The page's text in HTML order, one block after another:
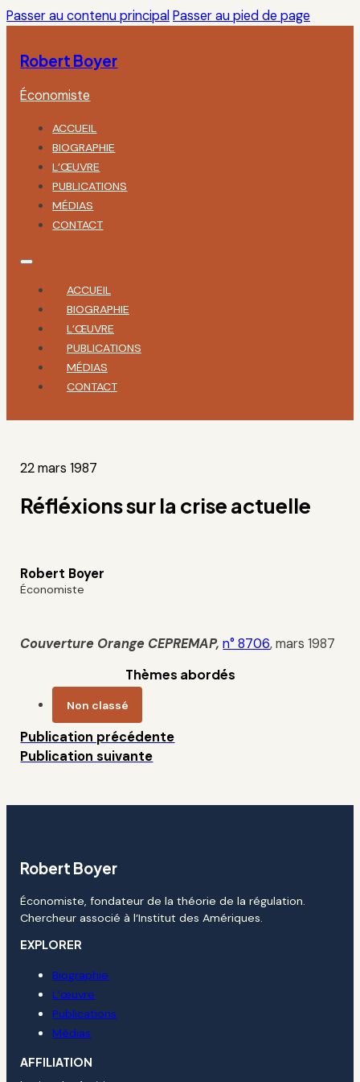
Passer au contenu principal Passer au pied de page
Robert Boyer
Économiste
ACCUEIL
BIOGRAPHIE
L’ŒUVRE
PUBLICATIONS
MÉDIAS
CONTACT
ACCUEIL
BIOGRAPHIE
L’ŒUVRE
PUBLICATIONS
MÉDIAS
CONTACT
22 mars 1987
Réfléxions sur la crise actuelle
Robert Boyer
Économiste
Couverture Orange CEPREMAP, n° 8706, mars 1987
Thèmes abordés
Non classé
Publication précédente
Publication suivante
Robert Boyer
Économiste, fondateur de la théorie de la régulation.
Chercheur associé à l’Institut des Amériques.
EXPLORER
Biographie
L’œuvre
Publications
Médias
AFFILIATION